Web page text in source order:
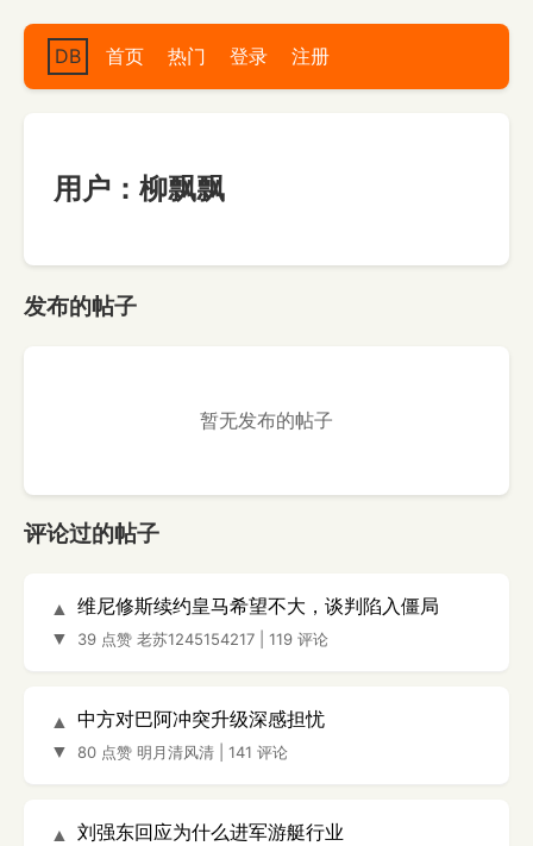
DB 首页 热门 登录 注册
用户：柳飘飘
发布的帖子
暂无发布的帖子
评论过的帖子
▲
▼
维尼修斯续约皇马希望不大，谈判陷入僵局
39 点赞 老苏1245154217 119 评论
▲
▼
中方对巴阿冲突升级深感担忧
80 点赞 明月清风清 141 评论
▲
刘强东回应为什么进军游艇行业